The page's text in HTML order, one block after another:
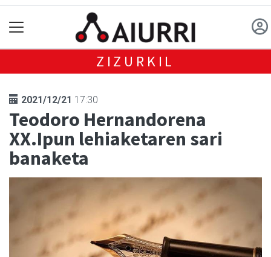
ZIZURKIL
2021/12/21 17:30
Teodoro Hernandorena
XX.Ipun lehiaketaren sari
banaketa